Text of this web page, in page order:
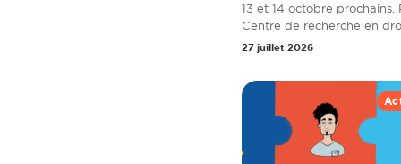
13 et 14 octobre prochains.
Centre de recherche en
27 juillet 2026